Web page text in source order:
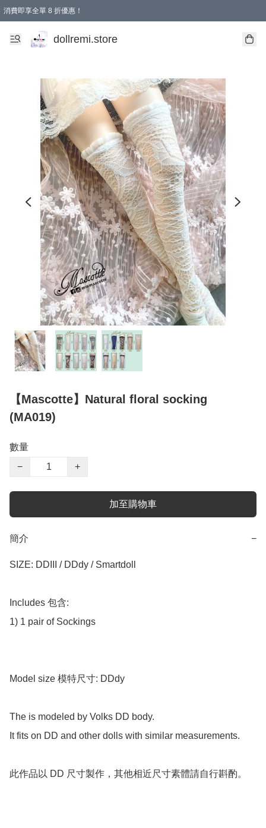
消費即享全單 8 折優惠！
購物滿 HKD 1500.00即享免運費優惠！（適用於 本地送貨、本地取貨、國際送貨 )
dollremi.store
【Mascotte】Natural floral socking
(MA019)
數量
−
+
加至購物車
簡介 −
SIZE: DDIII / DDdy / Smartdoll
Includes 包含:
1) 1 pair of Sockings
Model size 模特尺寸: DDdy
The is modeled by Volks DD body.
It fits on DD and other dolls with similar measurements.
此作品以 DD 尺寸製作，其他相近尺寸素體請自行斟酌。